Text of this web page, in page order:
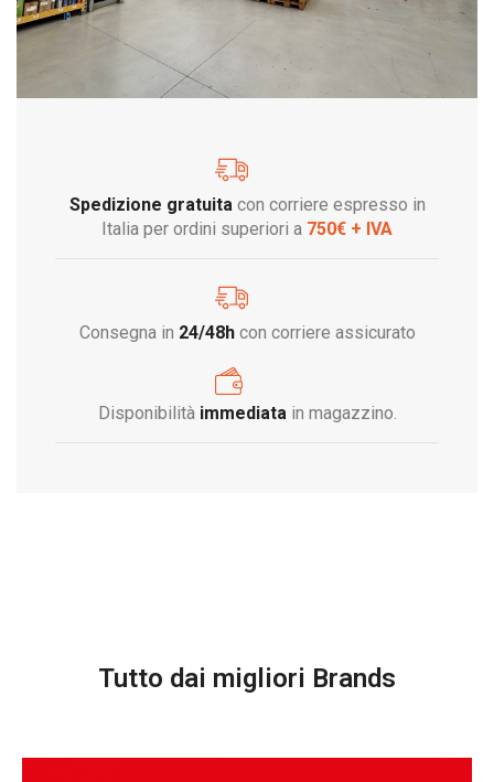
Spedizione gratuitacon corriere espresso in
Italia per ordini superiori a 750€ + IVA
Consegna in 24/48hcon corriere assicurato
Disponibilità immediatain magazzino.
Tutto dai migliori Brands